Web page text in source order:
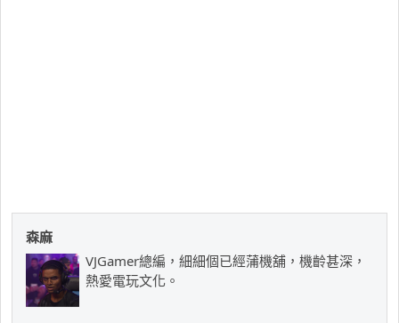
森麻
VJGamer總編，細細個已經蒲機舖，機齡甚深，
熱愛電玩文化。